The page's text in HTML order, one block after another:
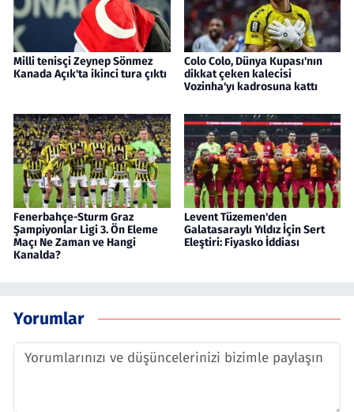
Milli tenisçi Zeynep Sönmez
Kanada Açık'ta ikinci tura çıktı
Colo Colo, Dünya Kupası'nın
dikkat çeken kalecisi
Vozinha'yı kadrosuna kattı
Fenerbahçe-Sturm Graz
Şampiyonlar Ligi 3. Ön Eleme
Maçı Ne Zaman ve Hangi
Kanalda?
Levent Tüzemen'den
Galatasaraylı Yıldız İçin Sert
Eleştiri: Fiyasko İddiası
Yorumlar